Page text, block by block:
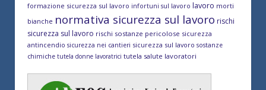
formazione sicurezza sul lavoro infortuni sul lavoro lavoro morti
bianche normativa sicurezza sul lavoro rischi
sicurezza sul lavoro rischi sostanze pericolose sicurezza
antincendio sicurezza nei cantieri sicurezza sul lavoro sostanze
chimiche tutela donne lavoratrici tutela salute lavoratori